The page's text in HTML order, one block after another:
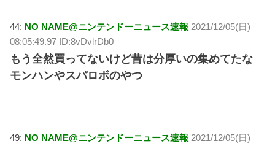
44: NO NAME@ニンテンドーニュース速報 2021/12/05(日)
08:05:49.97 ID:8vDvlrDb0
もう全然買ってないけど昔は分厚いの集めてたな
モンハンやスパロボのやつ
49: NO NAME@ニンテンドーニュース速報 2021/12/05(日)